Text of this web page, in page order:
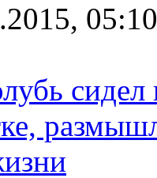
05:10